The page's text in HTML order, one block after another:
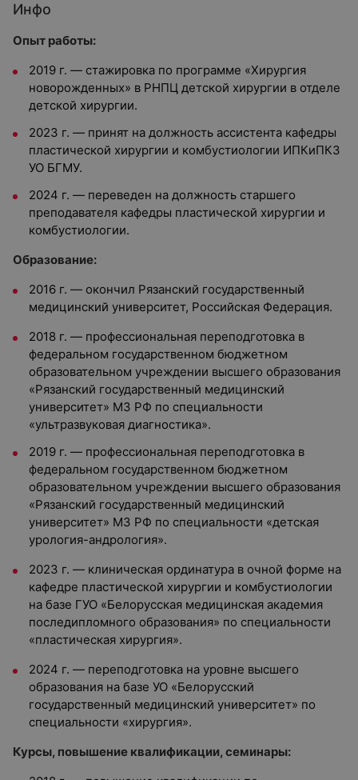
Инфо
Опыт работы:
2019 г. — стажировка по программе «Хирургия
новорожденных» в РНПЦ детской хирургии в отделе
детской хирургии.
2023 г. — принят на должность ассистента кафедры
пластической хирургии и комбустиологии ИПКиПКЗ
УО БГМУ.
2024 г. — переведен на должность старшего
преподавателя кафедры пластической хирургии и
комбустиологии.
Образование:
2016 г. — окончил Рязанский государственный
медицинский университет, Российская Федерация.
2018 г. — профессиональная переподготовка в
федеральном государственном бюджетном
образовательном учреждении высшего образования
«Рязанский государственный медицинский
университет» МЗ РФ по специальности
«ультразвуковая диагностика».
2019 г. — профессиональная переподготовка в
федеральном государственном бюджетном
образовательном учреждении высшего образования
«Рязанский государственный медицинский
университет» МЗ РФ по специальности «детская
урология-андрология».
2023 г. — клиническая ординатура в очной форме на
кафедре пластической хирургии и комбустиологии
на базе ГУО «Белорусская медицинская академия
последипломного образования» по специальности
«пластическая хирургия».
2024 г. — переподготовка на уровне высшего
образования на базе УО «Белорусский
государственный медицинский университет» по
специальности «хирургия».
Курсы, повышение квалификации, семинары: